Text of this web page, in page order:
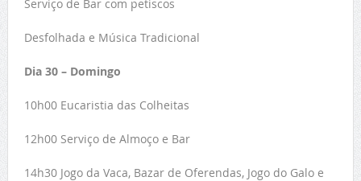
Serviço de Bar com petiscos
Desfolhada e Música Tradicional
Dia 30 – Domingo
10h00 Eucaristia das Colheitas
12h00 Serviço de Almoço e Bar
14h30 Jogo da Vaca, Bazar de Oferendas, Jogo do Galo e